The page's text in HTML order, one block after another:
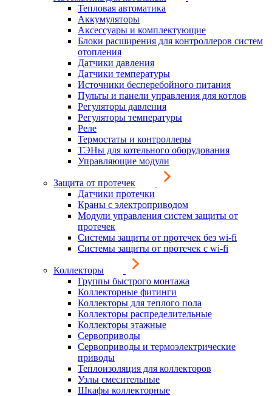
Тепловая автоматика
Аккумуляторы
Аксессуары и комплектующие
Блоки расширения для контроллеров систем
отопления
Датчики давления
Датчики температуры
Источники бесперебойного питания
Пульты и панели управления для котлов
Регуляторы давления
Регуляторы температуры
Реле
Термостаты и контроллеры
ТЭНы для котельного оборудования
Управляющие модули
Защита от протечек
Датчики протечки
Краны с электроприводом
Модули управления систем защиты от
протечек
Системы защиты от протечек без wi-fi
Системы защиты от протечек с wi-fi
Коллекторы
Группы быстрого монтажа
Коллекторные фитинги
Коллекторы для теплого пола
Коллекторы распределительные
Коллекторы этажные
Сервоприводы
Сервоприводы и термоэлектрические
приводы
Теплоизоляция для коллекторов
Узлы смесительные
Шкафы коллекторные